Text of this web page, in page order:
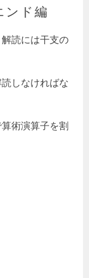
ンド編
読には干支の
しなければな
術演算子を割